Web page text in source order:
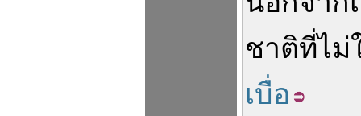
ชาติที่ไม่
เบื่อ